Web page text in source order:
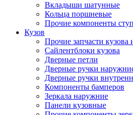
Вкладыши шатунные
Кольца поршневые
Прочие компоненты
Кузов
Прочие запчасти кузова
Сайлентблоки кузова
Дверные петли
Дверные ручки
Дверные ручки
Компоненты бамперов
Зеркала наружние
Панели кузовные